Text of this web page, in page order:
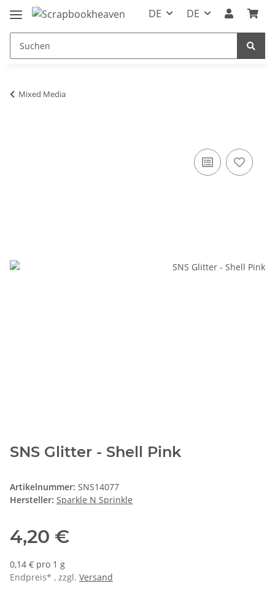
DE DE
Mixed Media
SNS Glitter - Shell Pink
Artikelnummer: SNS14077
Hersteller: Sparkle N Sprinkle
4,20 €
0,14 € pro 1 g
Endpreis* , zzgl. Versand